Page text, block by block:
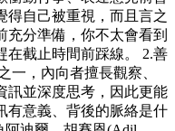
得自己被重視，而且言之
分準備，你不太會看到
在截止時間前踩線。 2.善
一，內向者擅長觀察、
訊並深度思考，因此更能
有意義、背後的脈絡是什